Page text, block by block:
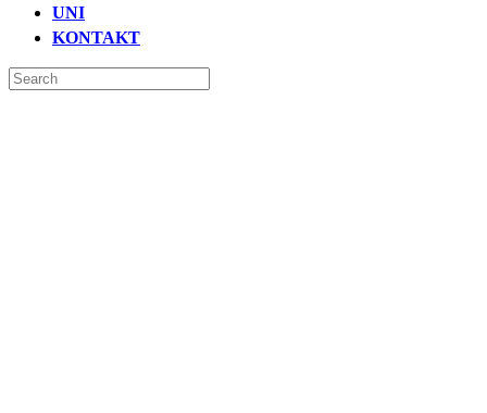
UNI
KONTAKT